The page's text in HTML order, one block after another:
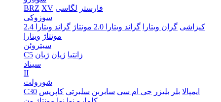
BRZ XV فارستر لگاسی
سوزوکی
کیزاشی گران ویتارا گراند ویتارا 2.0 مونتاژ
گراند ویتارا 2.4
مونتاژ ویتارا
سیتروئن
C5
زانتیا ژیان ژیان
سیناد
II
شورولت
C30
ایمپالا بلر بلیزر جی ام سی سابربن سلبرتی کاپریس